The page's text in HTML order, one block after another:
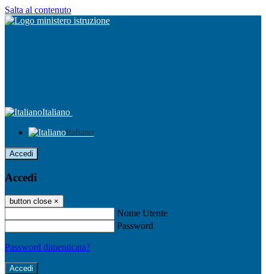
Salta al contenuto
Italiano
Italiano
Accedi
Accedi
button close ×
Nome Utente
Password
Password dimenticata?